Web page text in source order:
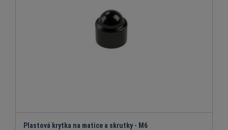
Plastová krytka na matice a skrutky - M6